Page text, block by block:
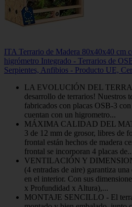
ITA Terrario de Madera 80x40x40 cm
higrómetro Integrado - Terrarios de
Serpientes, Anfibios - Producto UE,
LA EVOLUCIÓN DEL
desarrollo de terrarios! Nuestros
fabricados con placas OSB-3
cuentan con un higrometro...
MÁXIMA CALIDAD DEL
3 de 12 mm de grosor, libres de
frontal están hechos de madera
frontal se incorporan 4 placas
VENTILACIÓN Y
(4 entradas de aire) garantiza
en el interior. Con sus
x Profundidad x Altura),...
MONTAJE SENCILLO - El